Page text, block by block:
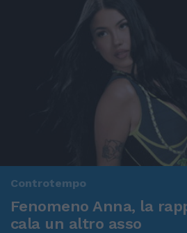
Controtempo
Fenomeno Anna, la
cala un altro asso